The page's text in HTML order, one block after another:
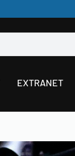
EXTRANET